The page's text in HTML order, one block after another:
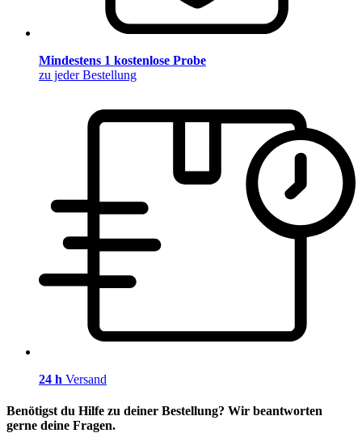
Mindestens 1 kostenlose Probe
zu jeder Bestellung
24 h Versand
Benötigst du Hilfe zu deiner Bestellung? Wir beantworten
gerne deine Fragen.